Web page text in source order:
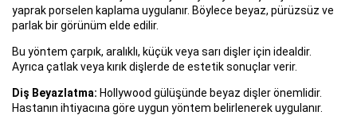
yaprak porselen kaplama uygulanır. Böylece beyaz, pürüzsüz ve
parlak bir görünüm elde edilir.
Bu yöntem çarpık, aralıklı, küçük veya sarı dişler için idealdir.
Ayrıca çatlak veya kırık dişlerde de estetik sonuçlar verir.
Diş Beyazlatma: Hollywood gülüşünde beyaz dişler önemlidir.
Hastanın ihtiyacına göre uygun yöntem belirlenerek uygulanır.